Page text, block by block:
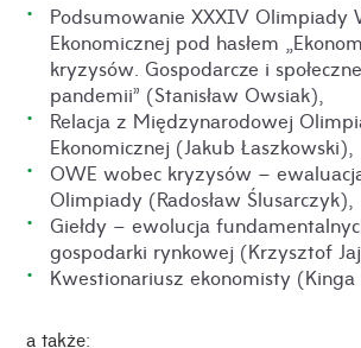
Podsumowanie XXXIV Olimpiady
Ekonomicznej pod hasłem
kryzysów. Gospodarcze i
pandemii” (Stanisław Owsiak),
Relacja z Międzynarodowej
Ekonomicznej (Jakub Łaszkowski),
OWE wobec kryzysów –
Olimpiady (Radosław Ślusarczyk),
Giełdy – ewolucja
gospodarki rynkowej (Krzysztof
Kwestionariusz ekonomisty
a także: